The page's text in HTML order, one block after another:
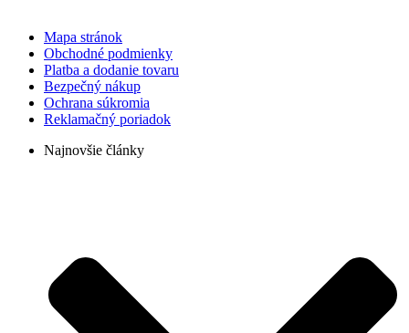
Mapa stránok
Obchodné podmienky
Platba a dodanie tovaru
Bezpečný nákup
Ochrana súkromia
Reklamačný poriadok
Najnovšie články